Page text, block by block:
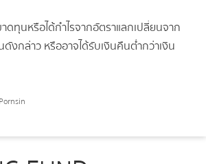
ทุนหรือได้กำไรจากอัตราแลกเปลี่ยนจาก
งกล่าว หรืออาจได้รับเงินคืนต่ำกว่าเงิน
Pornsin